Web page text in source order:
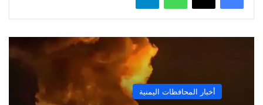
أخبار المحافظات اليمنية